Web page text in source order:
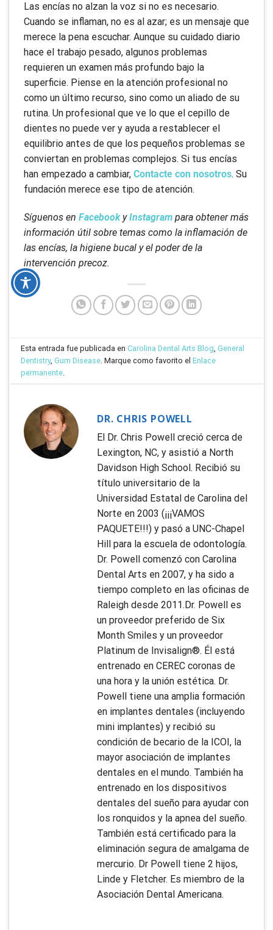
Las encías no alzan la voz si no es necesario.
Cuando se inflaman, no es al azar; es un mensaje que
merece la pena escuchar. Aunque su cuidado diario
hace el trabajo pesado, algunos problemas
requieren un examen más profundo bajo la
superficie. Piense en la atención profesional no
como un último recurso, sino como un aliado de su
rutina. Un profesional que ve lo que el cepillo de
dientes no puede ver y ayuda a restablecer el
equilibrio antes de que los pequeños problemas se
conviertan en problemas complejos. Si tus encías
han empezado a cambiar, Contacte con nosotros. Su
fundación merece ese tipo de atención.
Síguenos en FacebookyInstagram para obtener más
información útil sobre temas como la inflamación de
las encías, la higiene bucal y el poder de la
intervención precoz.
Esta entrada fue publicada enCarolina Dental Arts Blog ,General
Dentistry,Gum Disease . Marque como favorito elEnlace
permanente
DR. CHRIS POWELL
El Dr. Chris Powell creció cerca de
Lexington, NC, y asistió a North
Davidson High School. Recibió su
título universitario de la
Universidad Estatal de Carolina del
Norte en 2003 (¡¡¡VAMOS
PAQUETE!!!) y pasó a UNC-Chapel
Hill para la escuela de odontología.
Dr. Powell comenzó con Carolina
Dental Arts en 2007, y ha sido a
tiempo completo en las oficinas de
Raleigh desde 2011.Dr. Powell es
un proveedor preferido de Six
Month Smiles y un proveedor
Platinum de Invisalign®. Él está
entrenado en CEREC coronas de
una hora y la unión estética. Dr.
Powell tiene una amplia formación
en implantes dentales (incluyendo
mini implantes) y recibió su
condición de becario de la ICOI, la
mayor asociación de implantes
dentales en el mundo. También ha
entrenado en los dispositivos
dentales del sueño para ayudar con
los ronquidos y la apnea del sueño.
También está certificado para la
eliminación segura de amalgama de
mercurio. Dr Powell tiene 2 hijos,
Linde y Fletcher. Es miembro de la
Asociación Dental Americana.